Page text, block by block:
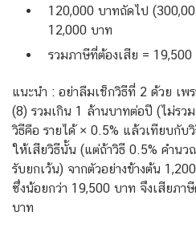
120,000 บาทถัดไป
12,000 บาท
รวมภาษีที่ต้องเสีย = 19,500
แนะนำ : อย่าลืมเช็กวิธีที่ 2 ด้วย เพ
(8) รวมเกิน 1 ล้านบาทต่อปี (ไม่รว
วิธีคือ รายได้ × 0.5% แล้วเทียบกับ
ให้เสียวิธีนั้น (แต่ถ้าวิธี 0.5% คำน
รับยกเว้น) จากตัวอย่างข้างต้น
ซึ่งน้อยกว่า 19,500 บาท จึงเสียภา
บาท